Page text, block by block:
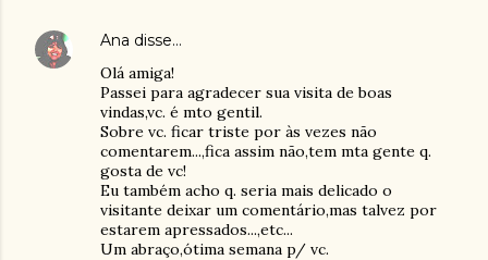
Ana disse…
Olá amiga!
Passei para agradecer sua visita de boas
vindas,vc. é mto gentil.
Sobre vc. ficar triste por às vezes não
comentarem...,fica assim não,tem mta gente q.
gosta de vc!
Eu também acho q. seria mais delicado o
visitante deixar um comentário,mas talvez por
estarem apressados...,etc...
Um abraço,ótima semana p/ vc.